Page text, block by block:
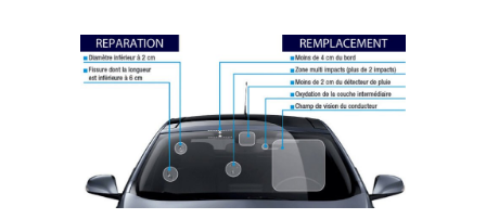
left
blank